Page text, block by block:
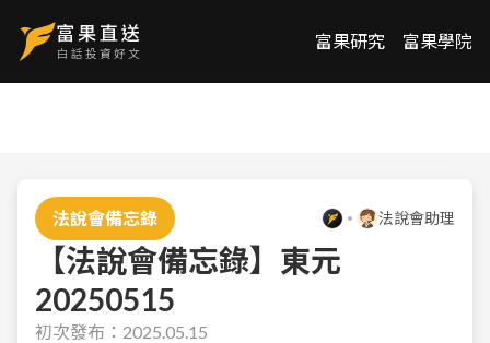
富果研究 富果學院
法說會備忘錄 法說會助理
【法說會備忘錄】東元
20250515
初次發布： 2025.05.15